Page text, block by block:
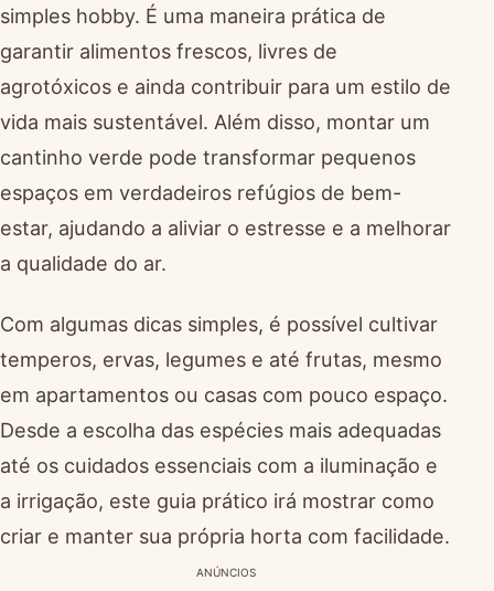
simples hobby. É uma maneira prática de
garantir alimentos frescos, livres de
agrotóxicos e ainda contribuir para um estilo de
vida mais sustentável. Além disso, montar um
cantinho verde pode transformar pequenos
espaços em verdadeiros refúgios de bem-
estar, ajudando a aliviar o estresse e a melhorar
a qualidade do ar.
Com algumas dicas simples, é possível cultivar
temperos, ervas, legumes e até frutas, mesmo
em apartamentos ou casas com pouco espaço.
Desde a escolha das espécies mais adequadas
até os cuidados essenciais com a iluminação e
a irrigação, este guia prático irá mostrar como
criar e manter sua própria horta com facilidade.
ANÚNCIOS